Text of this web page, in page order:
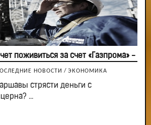
поживиться за счет «Газпрома» -
НОВОСТИ / ЭКОНОМИКА
стрясти деньги с
...